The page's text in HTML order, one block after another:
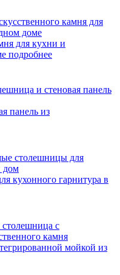
для кухни и
подробнее
панель из
кухонного гарнитура в
мойкой из